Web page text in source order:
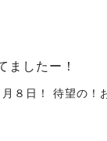
ましたー！
８日！ 待望の！